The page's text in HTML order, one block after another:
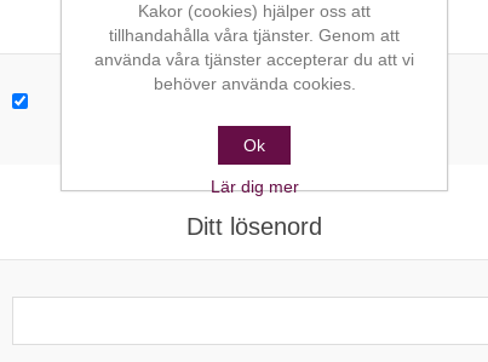
Alternativ
Ditt lösenord
Kakor (cookies) hjälper oss att
tillhandahålla våra tjänster. Genom att
använda våra tjänster accepterar du att vi
behöver använda cookies.
Ok
Lär dig mer